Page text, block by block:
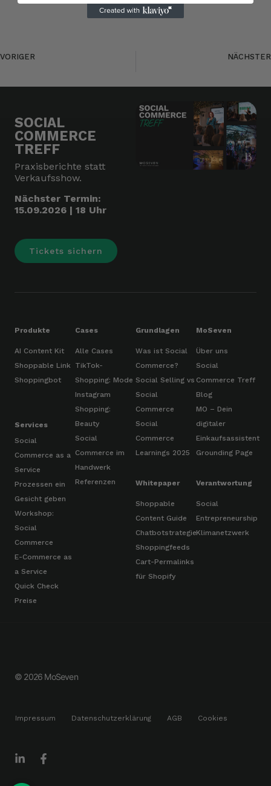
VORIGER NÄCHSTER
SOCIAL
COMMERCE
TREFF
Praxisberichte statt
Verkaufsshow.
Nächster Termin:
15.09.2026 | 18 Uhr
Tickets sichern
Produkte
AI Content Kit
Shoppable Link
Shoppingbot
Services
Social
Commerce as a
Service
Prozessen ein
Gesicht geben
Workshop:
Social
Commerce
E-Commerce as
a Service
Quick Check
Preise
Cases
Alle Cases
TikTok-
Shopping: Mode
Instagram
Shopping:
Beauty
Social
Commerce im
Handwerk
Referenzen
Grundlagen
Was ist Social
Commerce?
Social Selling vs
Social
Commerce
Social
Commerce
Learnings 2025
Whitepaper
Shoppable
Content Guide
Chatbotstrategie
Shoppingfeeds
Cart-Permalinks
für Shopify
MoSeven
Über uns
Social
Commerce Treff
Blog
MO – Dein
digitaler
Einkaufsassistent
Grounding Page
Verantwortung
Social
Entrepreneurship
Klimanetzwerk
© 2026 MoSeven
Impressum Datenschutzerklärung AGB Cookies